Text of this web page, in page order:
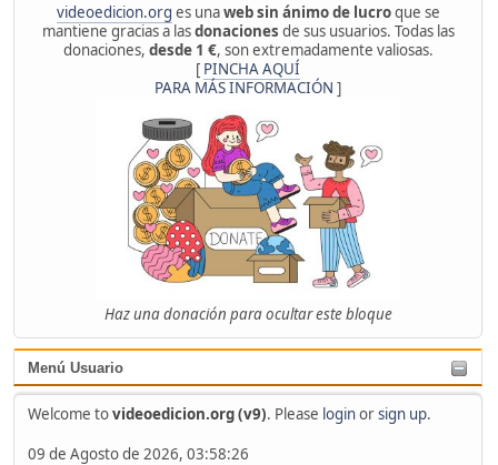
videoedicion.org es unaweb sin ánimo de lucroque se
mantiene gracias a lasdonaciones de sus usuarios. Todas las
donaciones, desde 1 €, son extremadamente valiosas.
[ PINCHA AQUÍ
PARA MÁS INFORMACIÓN ]
Haz una donación para ocultar este bloque
Menú Usuario
Welcome tovideoedicion.org (v9). Please loginorsign up.
09 de Agosto de 2026, 03:58:26